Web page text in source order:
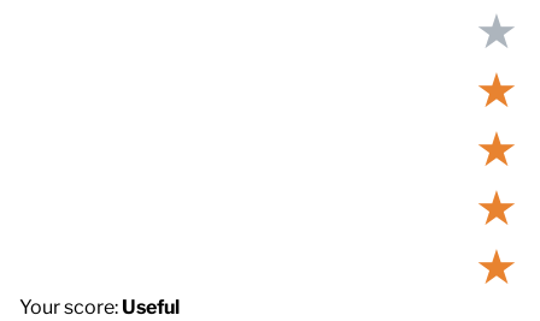
★
★
★
★
★
Your score: Useful